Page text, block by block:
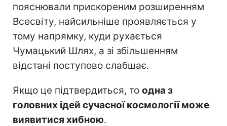
пояснювали прискореним розширенням
Всесвіту, найсильніше проявляється у
тому напрямку, куди рухається
Чумацький Шлях, а зі збільшенням
відстані поступово слабшає.
Якщо це підтвердиться, то одна з
головних ідей сучасної космології може
виявитися хибною.